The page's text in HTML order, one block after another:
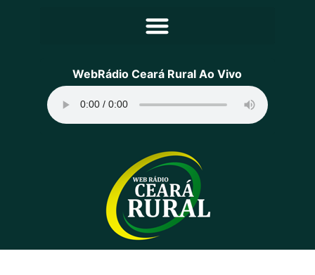
Principal
Programação
Equipe
Contato
Sobre
WebRádio Ceará Rural Ao Vivo